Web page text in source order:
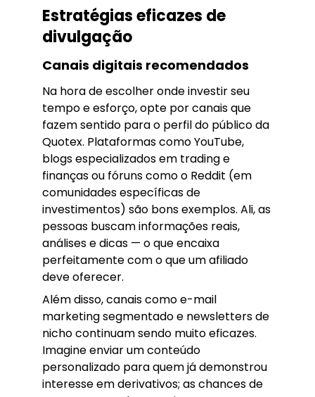
Estratégias eficazes de
divulgação
Canais digitais recomendados
Na hora de escolher onde investir seu
tempo e esforço, opte por canais que
fazem sentido para o perfil do público da
Quotex. Plataformas como YouTube,
blogs especializados em trading e
finanças ou fóruns como o Reddit (em
comunidades específicas de
investimentos) são bons exemplos. Ali, as
pessoas buscam informações reais,
análises e dicas — o que encaixa
perfeitamente com o que um afiliado
deve oferecer.
Além disso, canais como e-mail
marketing segmentado e newsletters de
nicho continuam sendo muito eficazes.
Imagine enviar um conteúdo
personalizado para quem já demonstrou
interesse em derivativos; as chances de